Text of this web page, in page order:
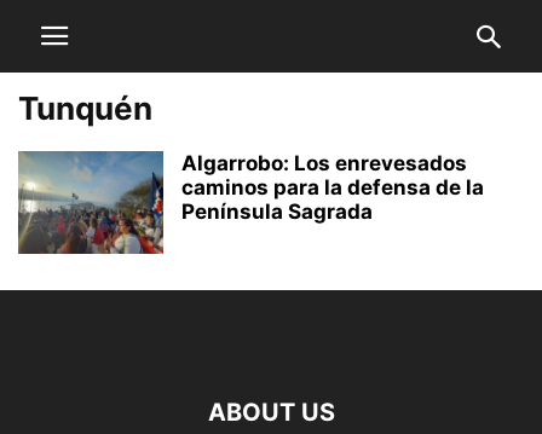
Tunquén
Algarrobo: Los enrevesados
caminos para la defensa de la
Península Sagrada
ABOUT US